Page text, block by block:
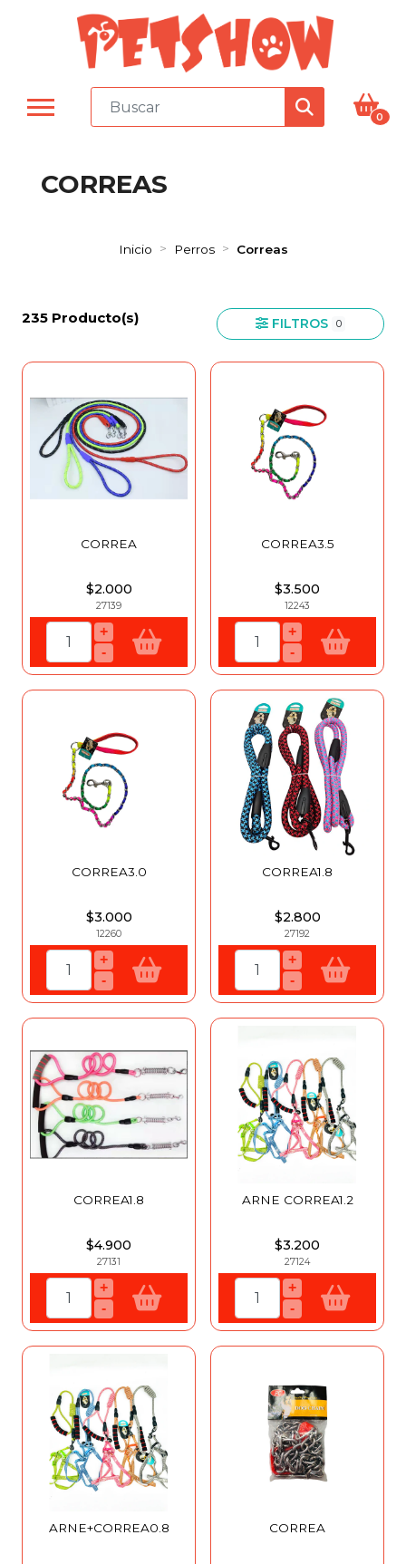
0
CORREAS
Inicio Perros Correas
235 Producto(s) FILTROS 0
CORREA
$2.000
27139
+
-
CORREA3.5
$3.500
12243
+
-
CORREA3.0
$3.000
12260
+
-
CORREA1.8
$2.800
27192
+
-
CORREA1.8
$4.900
27131
+
-
ARNE CORREA1.2
$3.200
27124
+
-
ARNE+CORREA0.8 CORREA